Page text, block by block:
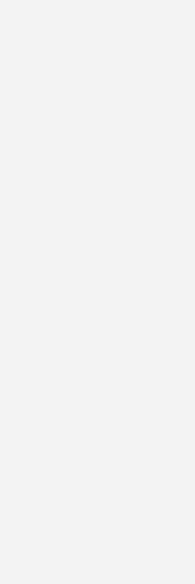
gibt es
offizieller
dieses Programms
sondern
und gleichzeitig
sicherzustellen.
Aspekte
Deutschland
zur Verfügung und
Support – Hilfe
Darüber hinaus
wie
als